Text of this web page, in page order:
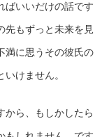
ばいいだけの話です
先もずっと未来を見
満に思うその彼氏の
けません。
から、もしかしたら